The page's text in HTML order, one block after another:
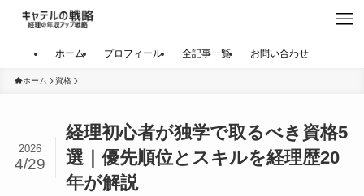
ホーム プロフィール 全記事一覧 お問い合わせ
ホーム 資格
経理初心者が独学で取るべき資格5
選｜優先順位とスキルを経理歴20
年が解説
2026
4/29